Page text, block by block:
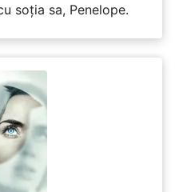
soția sa, Penelope.